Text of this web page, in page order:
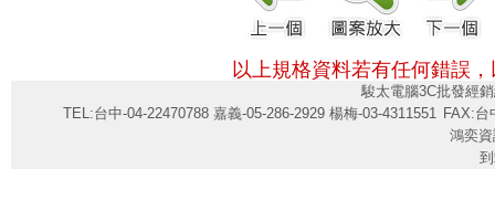
以上規格資料若有任何錯誤
駿太電腦3C批發經
TEL:台中-04-22470788 嘉義-05-286-2929 楊梅-03-4311551 FAX:台
鴻奕